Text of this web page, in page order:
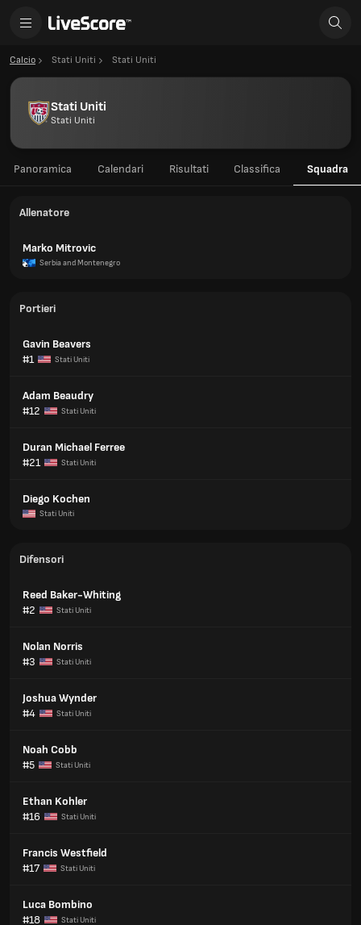
Calcio Stati Uniti Stati Uniti
Stati Uniti
Stati Uniti
Panoramica Calendari Risultati Classifica Squadra
Allenatore
Marko Mitrovic
Serbia and Montenegro
Portieri
Gavin Beavers
#1
Stati Uniti
Adam Beaudry
#12
Stati Uniti
Duran Michael Ferree
#21
Stati Uniti
Diego Kochen
Stati Uniti
Difensori
Reed Baker-Whiting
#2
Stati Uniti
Nolan Norris
#3
Stati Uniti
Joshua Wynder
#4
Stati Uniti
Noah Cobb
#5
Stati Uniti
Ethan Kohler
#16
Stati Uniti
Francis Westfield
#17
Stati Uniti
Luca Bombino
#18
Stati Uniti